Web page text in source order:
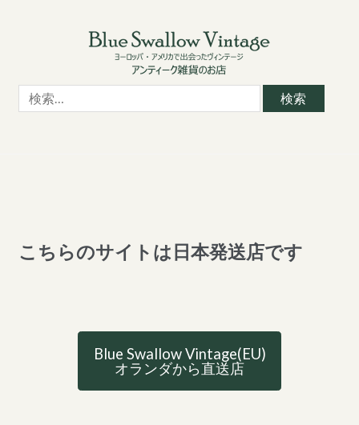
検
索:
こちらのサイトは日本発送店です
Blue Swallow Vintage(EU)
オランダから直送店